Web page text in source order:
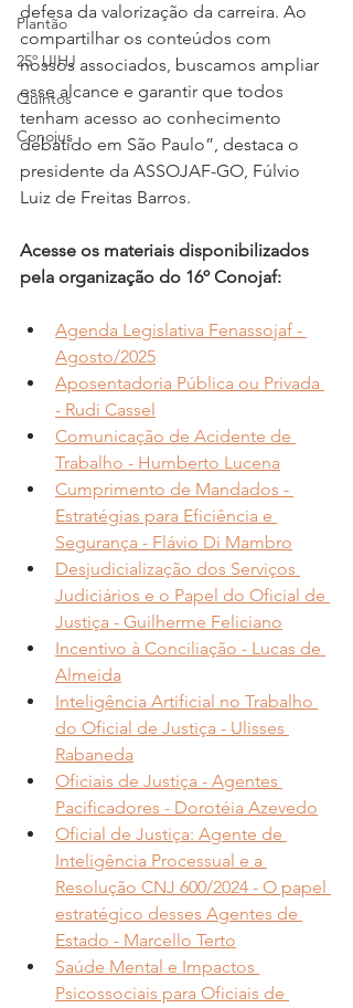
Plantão
25º UIHJ
Quintos
Conojus
defesa da valorização da carreira. Ao
compartilhar os conteúdos com
nossos associados, buscamos ampliar
esse alcance e garantir que todos
tenham acesso ao conhecimento
debatido em São Paulo”, destaca o
presidente da ASSOJAF-GO, Fúlvio
Luiz de Freitas Barros.
Acesse os materiais disponibilizados
pela organização do 16º Conojaf:
Agenda Legislativa Fenassojaf -
Agosto/2025
Aposentadoria Pública ou Privada
- Rudi Cassel
Comunicação de Acidente de
Trabalho - Humberto Lucena
Cumprimento de Mandados -
Estratégias para Eficiência e
Segurança - Flávio Di Mambro
Desjudicialização dos Serviços
Judiciários e o Papel do Oficial de
Justiça - Guilherme Feliciano
Incentivo à Conciliação - Lucas de
Almeida
Inteligência Artificial no Trabalho
do Oficial de Justiça - Ulisses
Rabaneda
Oficiais de Justiça - Agentes
Pacificadores - Dorotéia Azevedo
Oficial de Justiça: Agente de
Inteligência Processual e a
Resolução CNJ 600/2024 - O papel
estratégico desses Agentes de
Estado - Marcello Terto
Saúde Mental e Impactos
Psicossociais para Oficiais de